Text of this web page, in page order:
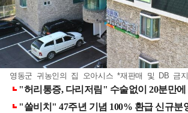
영동군 귀농인의 집 오아시스 *재판매 및 DB 금지